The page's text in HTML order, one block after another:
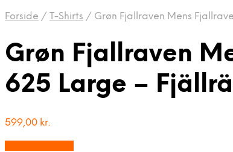
Forside / T-Shirts / Grøn Fjallraven Mens
Grøn Fjallraven
625 Large –
599,00 kr.